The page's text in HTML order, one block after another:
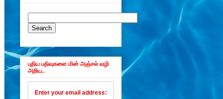
புதிய பதிவுகளை மின் அஞ்சல் வழி
அறிய..
Enter your email address: